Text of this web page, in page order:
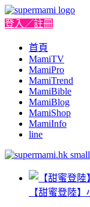
登入／註冊
首頁
MamiTV
MamiPro
MamiTrend
MamiBible
MamiBlog
MamiShop
MamiInfo
line
【甜蜜登陸